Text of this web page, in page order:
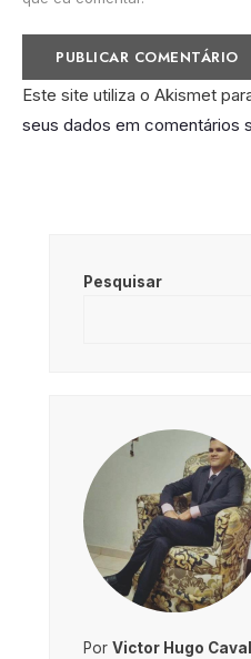
Este site utiliza o Akismet
seus dados em comentários
Pesquisar
Por Victor Hugo